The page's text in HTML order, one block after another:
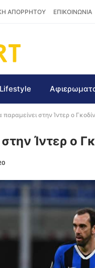
ΑΠΟΡΡΗΤΟΥ ΕΠΙΚΟΙΝΩΝΙΑ
Lifestyle
παραμείνει στην Ίντερ ο Γκοδίν
Ίντερ ο